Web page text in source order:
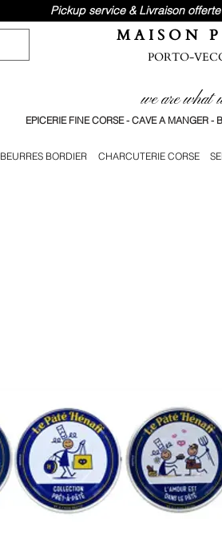
Pickup service & Livraison
M A I S O N P
PORTO-
we are what
EPICERIE FINE CORSE - CAVE A MANGER -
BEURRES BORDIER CHARCUTERIE CORSE